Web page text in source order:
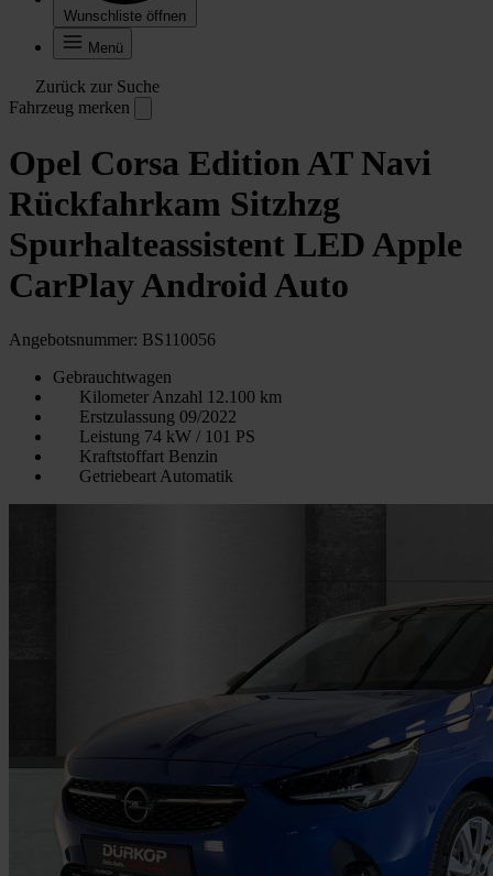
Wunschliste öffnen
Menü
Zurück zur Suche
Fahrzeug merken
Opel Corsa Edition AT Navi
Rückfahrkam Sitzhzg
Spurhalteassistent LED Apple
CarPlay Android Auto
Angebotsnummer: BS110056
Gebrauchtwagen
Kilometer Anzahl 12.100 km
Erstzulassung 09/2022
Leistung 74 kW / 101 PS
Kraftstoffart Benzin
Getriebeart Automatik